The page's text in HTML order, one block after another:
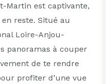
Martin est captivante,
reste. Situé au
Loire-Anjou-
panoramas à couper
de te rendre
profiter d’une vue